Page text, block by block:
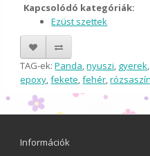
Kapcsolódó kategóriák:
Ezüst szettek
TAG-ek:Panda,nyuszi, gyerek
epoxy,fekete,fehér,rózsaszín
Információk